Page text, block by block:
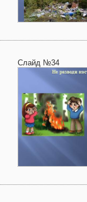
Слайд №34